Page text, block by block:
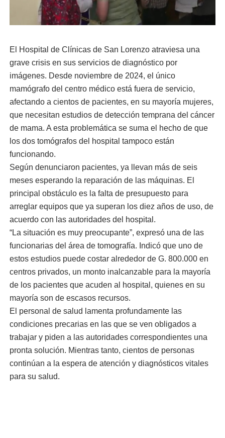
El Hospital de Clínicas de San Lorenzo atraviesa una
grave crisis en sus servicios de diagnóstico por
imágenes. Desde noviembre de 2024, el único
mamógrafo del centro médico está fuera de servicio,
afectando a cientos de pacientes, en su mayoría mujeres,
que necesitan estudios de detección temprana del cáncer
de mama. A esta problemática se suma el hecho de que
los dos tomógrafos del hospital tampoco están
funcionando.
Según denunciaron pacientes, ya llevan más de seis
meses esperando la reparación de las máquinas. El
principal obstáculo es la falta de presupuesto para
arreglar equipos que ya superan los diez años de uso, de
acuerdo con las autoridades del hospital.
“La situación es muy preocupante”, expresó una de las
funcionarias del área de tomografía. Indicó que uno de
estos estudios puede costar alrededor de G. 800.000 en
centros privados, un monto inalcanzable para la mayoría
de los pacientes que acuden al hospital, quienes en su
mayoría son de escasos recursos.
El personal de salud lamenta profundamente las
condiciones precarias en las que se ven obligados a
trabajar y piden a las autoridades correspondientes una
pronta solución. Mientras tanto, cientos de personas
continúan a la espera de atención y diagnósticos vitales
para su salud.